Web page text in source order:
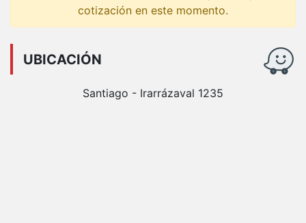
cotización en este momento.
UBICACIÓN
Santiago - Irarrázaval 1235